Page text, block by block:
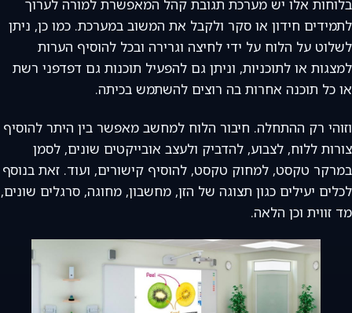
בלוחות אלו יש מערכת תגובת קהל המאפשרת למורה לערוך
לתמידים חידון או סקר ולקבל את המשוב במערכת. כמו כן, ניתן
לשלוט על הלוח על ידי לחיצה וגרירה ובכל להוסיף הערות
למצגות או לתוכניות, וניתן גם להפעיל תוכנות גם דפדפני רשת
או כל תוכנה אחרות בה רוצים להשתמש בכיתה.
וזוהי רק ההתחלה. חיבור הלוח למחשב מאפשר בין היתר להוסיף
צורות ללוח, לצבוע, להדביק ולעצב אובייקטים שונים, לסמן
במרקר טקסט, למחוק טקסט, להוסיף קישורים, ועוד. זאת בנוסף
לכלים יעילים כגון תצוגה של הזן, מחשבון, מחוגה, סרגלים שונים,
מד זווית וכן הלאה.